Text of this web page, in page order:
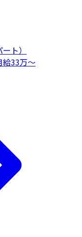
ト）
給33万〜